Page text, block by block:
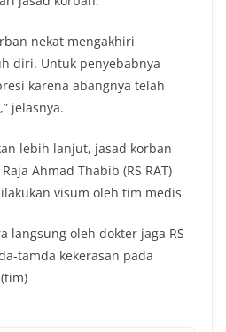
nekat mengakhiri
diri. Untuk penyebabnya
karena abangnya telah
jelasnya.
lebih lanjut, jasad korban
Ahmad Thabib (RS RAT)
visum oleh tim medis
langsung oleh dokter jaga RS
tamda kekerasan pada